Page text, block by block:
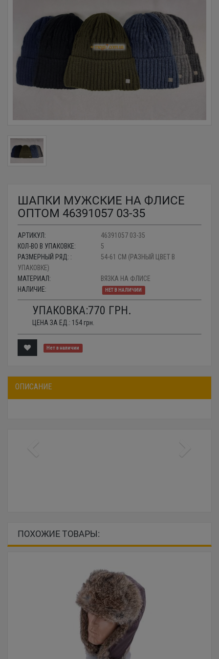
ШАПКИ МУЖСКИЕ НА ФЛИСЕ
ОПТОМ 46391057 03-35
АРТИКУЛ:
46391057 03-35
КОЛ-ВО В УПАКОВКЕ:
5
РАЗМЕРНЫЙ РЯД: :
54-61 СМ (РАЗНЫЙ ЦВЕТ В
УПАКОВКЕ)
МАТЕРИАЛ:
ВЯЗКА НА ФЛИСЕ
НАЛИЧИЕ:
НЕТ В НАЛИЧИИ
УПАКОВКА:770 ГРН.
ЦЕНА ЗА ЕД.: 154 грн.
Нет в наличии
ОПИСАНИЕ
ПОХОЖИЕ ТОВАРЫ: